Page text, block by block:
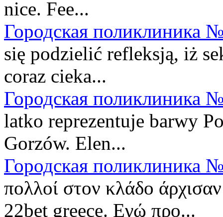
nice. Fee...
Городская поликлиника
się podzielić refleksją, iż
coraz cieka...
Городская поликлиника
latko reprezentuje barwy
Gorzów. Elen...
Городская поликлиника
πολλοί στον κλάδο
22bet greece. Εγώ προ...